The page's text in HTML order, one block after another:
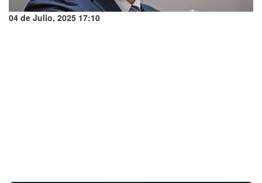
04 de Julio, 2025 17:10